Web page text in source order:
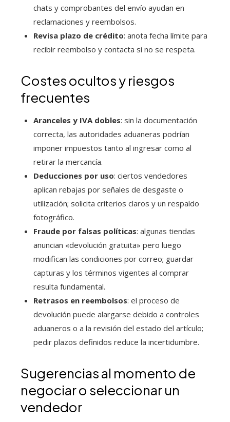
chats y comprobantes del envío ayudan en
reclamaciones y reembolsos.
Revisa plazo de crédito: anota fecha límite para
recibir reembolso y contacta si no se respeta.
Costes ocultos y riesgos
frecuentes
Aranceles y IVA dobles: sin la documentación
correcta, las autoridades aduaneras podrían
imponer impuestos tanto al ingresar como al
retirar la mercancía.
Deducciones por uso: ciertos vendedores
aplican rebajas por señales de desgaste o
utilización; solicita criterios claros y un respaldo
fotográfico.
Fraude por falsas políticas: algunas tiendas
anuncian «devolución gratuita» pero luego
modifican las condiciones por correo; guardar
capturas y los términos vigentes al comprar
resulta fundamental.
Retrasos en reembolsos: el proceso de
devolución puede alargarse debido a controles
aduaneros o a la revisión del estado del artículo;
pedir plazos definidos reduce la incertidumbre.
Sugerencias al momento de
negociar o seleccionar un
vendedor